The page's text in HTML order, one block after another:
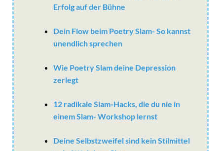
Erfolg auf der Bühne
Dein Flow beim Poetry Slam- So kannst
unendlich sprechen
Wie Poetry Slam deine Depression
zerlegt
12 radikale Slam-Hacks, die du nie in
einem Slam- Workshop lernst
Deine Selbstzweifel sind kein Stilmittel